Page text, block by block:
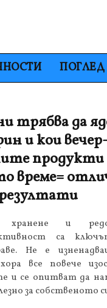
трябва да
и кои
продукти
време=
хранене и
са
Не е
все повече
и се опитват да
за собственото